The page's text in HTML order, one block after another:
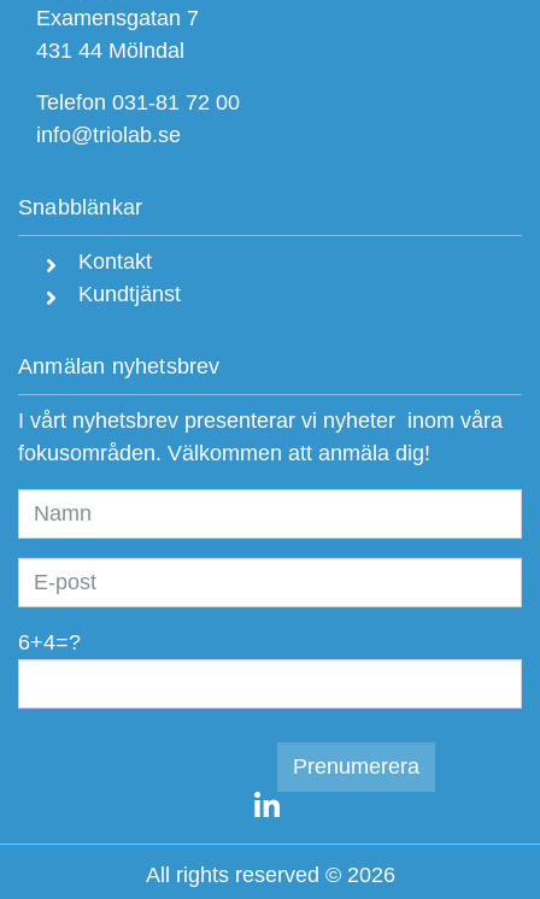
Examensgatan 7
431 44 Mölndal
Telefon 031-81 72 00
info@triolab.se
Snabblänkar
Kontakt
Kundtjänst
Anmälan nyhetsbrev
I vårt nyhetsbrev presenterar vi nyheter inom våra
fokusområden. Välkommen att anmäla dig!
6+4=?
All rights reserved © 2026